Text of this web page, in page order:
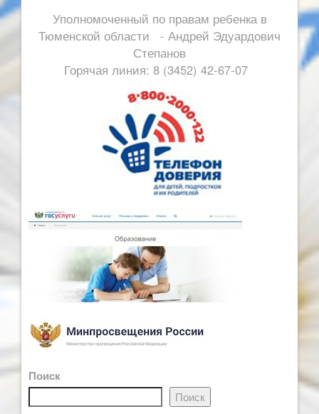
Уполномоченный по правам ребенка в
Тюменской области - Андрей Эдуардович
Степанов
Горячая линия: 8 (3452) 42-67-07
Поиск
Поиск